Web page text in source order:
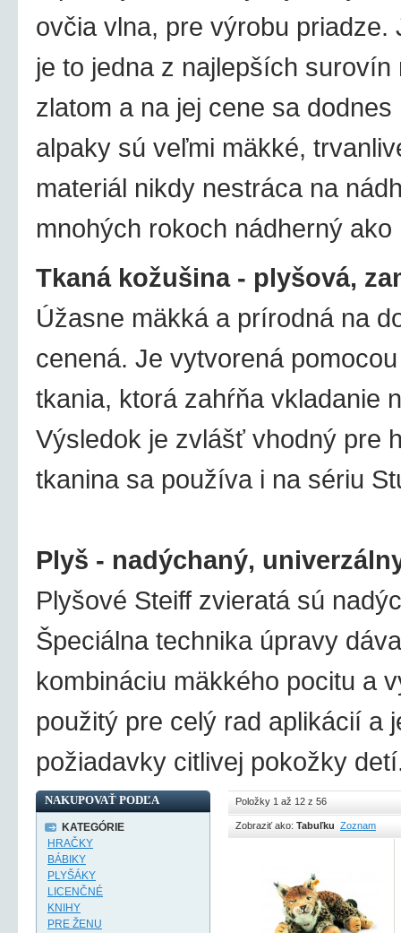
ovčia vlna, pre výrobu
je to jedna z najlepších
zlatom a na jej cene sa
alpaky sú veľmi mäkké,
materiál nikdy nestráca na
mnohých rokoch nádherný ako
Tkaná kožušina - plyšová,
Úžasne mäkká a prírodná na
cenená. Je vytvorená
tkania, ktorá zahŕňa vkladanie
Výsledok je zvlášť vhodný pre
tkanina sa používa i na sériu
Plyš - nadýchaný,
Plyšové Steiff zvieratá sú
Špeciálna technika úpravy
kombináciu mäkkého pocitu a
použitý pre celý rad aplikácií a
požiadavky citlivej pokožky
Položky 1 až 12 z 56
Zobraziť ako: Tabuľku Zoznam
NAKUPOVAŤ PODĽA
KATEGÓRIE
HRAČKY
BÁBIKY
PLYŠÁKY
LICENČNÉ
KNIHY
PRE ŽENU